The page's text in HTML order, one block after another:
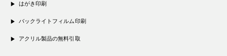
はがき印刷
バックライトフィルム印刷
アクリル製品の無料引取